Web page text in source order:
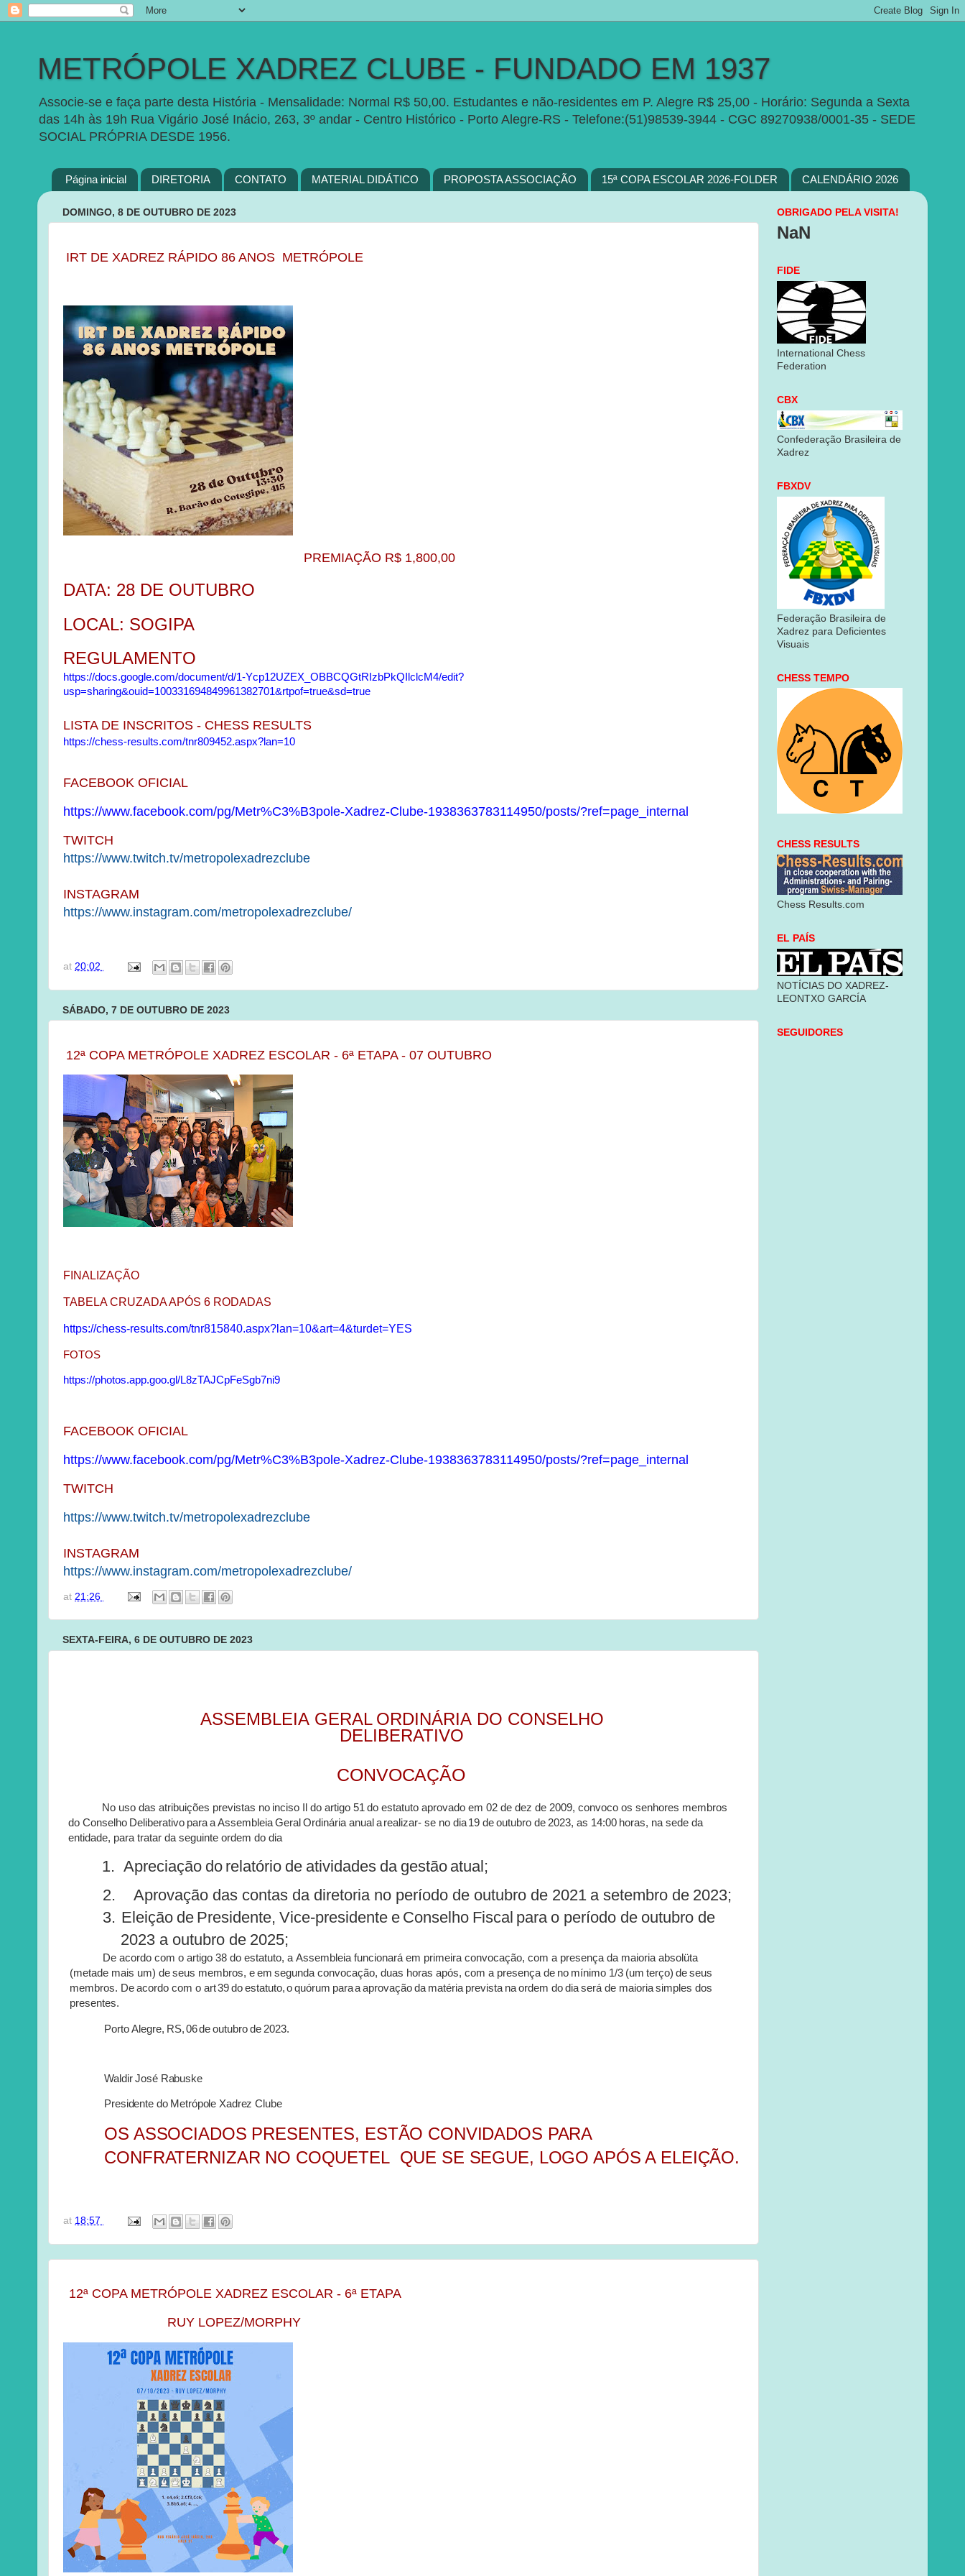
METRÓPOLE XADREZ CLUBE - FUNDADO EM 1937
Associe-se e faça parte desta História - Mensalidade: Normal R$ 50,00. Estudantes e não-residentes em P. Alegre R$ 25,00 - Horário: Segunda a Sexta
das 14h às 19h Rua Vigário José Inácio, 263, 3º andar - Centro Histórico - Porto Alegre-RS - Telefone:(51)98539-3944 - CGC 89270938/0001-35 - SEDE
SOCIAL PRÓPRIA DESDE 1956.
Página inicial DIRETORIA CONTATO MATERIAL DIDÁTICO PROPOSTA ASSOCIAÇÃO 15ª COPA ESCOLAR 2026-FOLDER CALENDÁRIO 2026
DOMINGO, 8 DE OUTUBRO DE 2023
IRT DE XADREZ RÁPIDO 86 ANOS METRÓPOLE
PREMIAÇÃO R$ 1,800,00
DATA: 28 DE OUTUBRO
LOCAL: SOGIPA
REGULAMENTO
https://docs.google.com/document/d/1-Ycp12UZEX_OBBCQGtRIzbPkQIlclcM4/edit?
usp=sharing&ouid=100331694849961382701&rtpof=true&sd=true
LISTA DE INSCRITOS - CHESS RESULTS
https://chess-results.com/tnr809452.aspx?lan=10
FACEBOOK OFICIAL
https://www.facebook.com/pg/Metr%C3%B3pole-Xadrez-Clube-1938363783114950/posts/?ref=page_internal
TWITCH
https://www.twitch.tv/metropolexadrezclube
INSTAGRAM
https://www.instagram.com/metropolexadrezclube/
at 20:02
SÁBADO, 7 DE OUTUBRO DE 2023
12ª COPA METRÓPOLE XADREZ ESCOLAR - 6ª ETAPA - 07 OUTUBRO
FINALIZAÇÃO
TABELA CRUZADA APÓS 6 RODADAS
https://chess-results.com/tnr815840.aspx?lan=10&art=4&turdet=YES
FOTOS
https://photos.app.goo.gl/L8zTAJCpFeSgb7ni9
FACEBOOK OFICIAL
https://www.facebook.com/pg/Metr%C3%B3pole-Xadrez-Clube-1938363783114950/posts/?ref=page_internal
TWITCH
https://www.twitch.tv/metropolexadrezclube
INSTAGRAM
https://www.instagram.com/metropolexadrezclube/
at 21:26
SEXTA-FEIRA, 6 DE OUTUBRO DE 2023
ASSEMBLEIA GERAL ORDINÁRIA DO CONSELHO
DELIBERATIVO
CONVOCAÇÃO
No usodas atribuições previstas no inciso do artigo 51 do estatuto aprovado em 02 de dez de 2009, convoco os senhores membros
do Conselho Deliberativo paraaAssembleia Geral Ordinária anual a realizar-se no dia 19 de outubro de 2023,as 14:00 horas, nasededa
entidade, para tratar da seguinte ordem do dia
1. Apreciação do relatório de atividades da gestão atual;
2.
Aprovação das contas da diretoria no período de outubro de 2021 asetembro de 2023;
3. Eleição de Presidente, Vice-presidente e Conselho Fiscal para o período de outubro de
2023 a outubro de 2025;
Deacordocomoartigo38 do estatuto, a Assembleia funcionará em primeira convocação, com a presença da maioria absolüta
(metade mais um) de seus membros, e em segundaconvocação,duas horas após, com a presença de no mínimo 1/3 (um terço) deseus
membros. De acordo com o art39doestatuto,oquórum paraaaprovação da matéria prevista naordem do dia será de maioria simples dos
presentes.
PortoAlegre, RS, 06deoutubro de 2023.
Waldir José Rabuske
Presidente do Metrópole Xadrez Clube
OS ASSOCIADOS PRESENTES, ESTÃO CONVIDADOS PARA
CONFRATERNIZAR NO COQUETEL QUE SE SEGUE, LOGO APÓS A ELEIÇÃO.
at 18:57
12ª COPA METRÓPOLE XADREZ ESCOLAR - 6ª ETAPA
RUY LOPEZ/MORPHY
OBRIGADO PELA VISITA!
NaN
FIDE
International Chess
Federation
CBX
Confederação Brasileira de
Xadrez
FBXDV
Federação Brasileira de
Xadrez para Deficientes
Visuais
CHESS TEMPO
CHESS RESULTS
Chess Results.com
EL PAÍS
NOTÍCIAS DO XADREZ-
LEONTXO GARCÍA
SEGUIDORES